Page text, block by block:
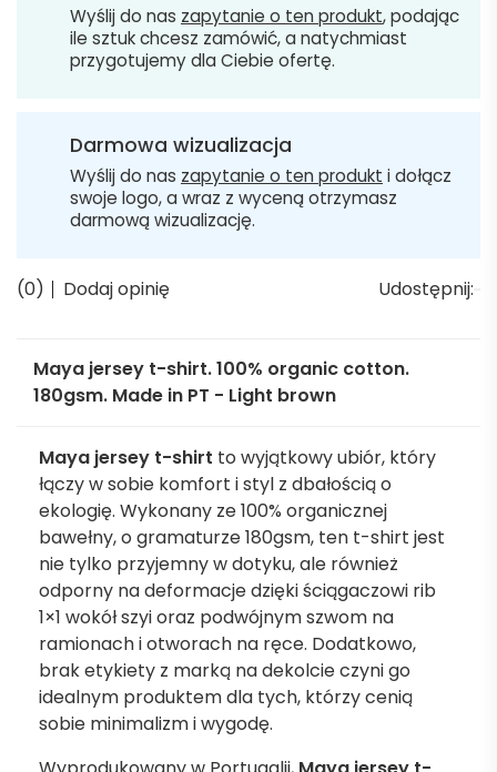
Wyślij do nas zapytanie o ten produkt, podając
ile sztuk chcesz zamówić, a natychmiast
przygotujemy dla Ciebie ofertę.
Darmowa wizualizacja
Wyślij do nas zapytanie o ten produkt i dołącz
swoje logo, a wraz z wyceną otrzymasz
darmową wizualizację.
(0) Dodaj opinię Udostępnij:
Maya jersey t-shirt. 100% organic cotton.
180gsm. Made in PT - Light brown
Maya jersey t-shirt to wyjątkowy ubiór, który
łączy w sobie komfort i styl z dbałością o
ekologię. Wykonany ze 100% organicznej
bawełny, o gramaturze 180gsm, ten t-shirt jest
nie tylko przyjemny w dotyku, ale również
odporny na deformacje dzięki ściągaczowi rib
1×1 wokół szyi oraz podwójnym szwom na
ramionach i otworach na ręce. Dodatkowo,
brak etykiety z marką na dekolcie czyni go
idealnym produktem dla tych, którzy cenią
sobie minimalizm i wygodę.